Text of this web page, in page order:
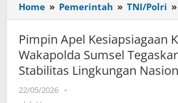
Home » Pemerintah » TNI/Polri »
Pimpin Apel Kesiapsiagaan
Wakapolda Sumsel
Stabilitas Lingkungan
22/05/2026 oleh
-